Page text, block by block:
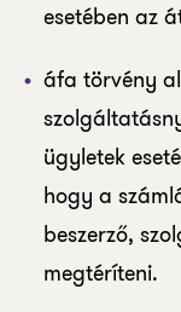
esetében az
áfa törvény
ügyletek
hogy a
beszerző,
megtéríteni.